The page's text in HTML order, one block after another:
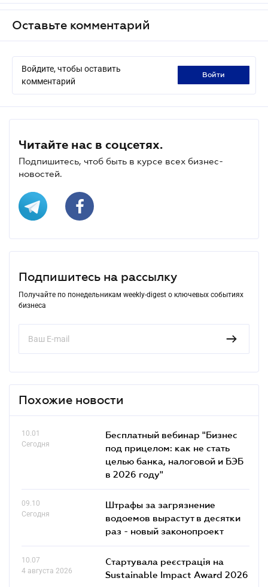
Оставьте комментарий
Войдите, чтобы оставить
комментарий
войти
Читайте нас в соцсетях.
Подпишитесь, чтоб быть в курсе всех бизнес-
новостей.
Подпишитесь на рассылку
Получайте по понедельникам weekly-digest о ключевых событиях
бизнеса
Похожие новости
10.01
Сегодня
Бесплатный вебинар "Бизнес
под прицелом: как не стать
целью банка, налоговой и БЭБ
в 2026 году"
09.10
Сегодня
Штрафы за загрязнение
водоемов вырастут в десятки
раз - новый законопроект
10.07
4 августа 2026
Стартувала реєстрація на
Sustainable Impact Award 2026